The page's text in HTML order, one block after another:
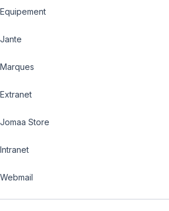
Equipement
Jante
Marques
Extranet
Jomaa Store
Intranet
Webmail